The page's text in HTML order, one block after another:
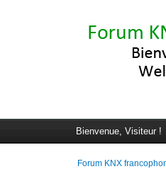
Bienvenue, Visiteur !
Forum KNX